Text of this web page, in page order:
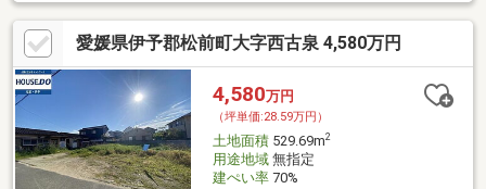
愛媛県伊予郡松前町大字西古泉 4,580万円
4,580万円
（坪単価:28.59万円）
土地面積529.69m2
用途地域無指定
建ぺい率70%